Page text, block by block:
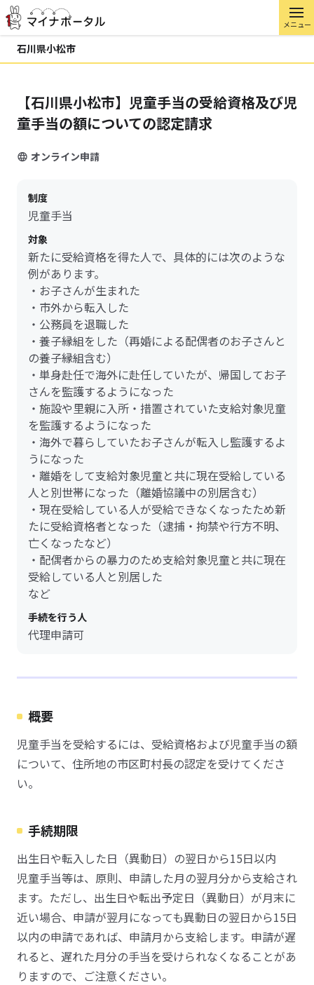
メニュー
石川県小松市
【石川県小松市】児童手当の受給資格及び児
童手当の額についての認定請求
オンライン申請
制度
児童手当
対象
新たに受給資格を得た人で、具体的には次のような
例があります。
・お子さんが生まれた
・市外から転入した
・公務員を退職した
・養子縁組をした（再婚による配偶者のお子さんと
の養子縁組含む）
・単身赴任で海外に赴任していたが、帰国してお子
さんを監護するようになった
・施設や里親に入所・措置されていた支給対象児童
を監護するようになった
・海外で暮らしていたお子さんが転入し監護するよ
うになった
・離婚をして支給対象児童と共に現在受給している
人と別世帯になった（離婚協議中の別居含む）
・現在受給している人が受給できなくなったため新
たに受給資格者となった（逮捕・拘禁や行方不明、
亡くなったなど）
・配偶者からの暴力のため支給対象児童と共に現在
受給している人と別居した
など
手続を行う人
代理申請可
概要
児童手当を受給するには、受給資格および児童手当の額
について、住所地の市区町村長の認定を受けてくださ
い。
手続期限
出生日や転入した日（異動日）の翌日から15日以内
児童手当等は、原則、申請した月の翌月分から支給され
ます。ただし、出生日や転出予定日（異動日）が月末に
近い場合、申請が翌月になっても異動日の翌日から15日
以内の申請であれば、申請月から支給します。申請が遅
れると、遅れた月分の手当を受けられなくなることがあ
りますので、ご注意ください。